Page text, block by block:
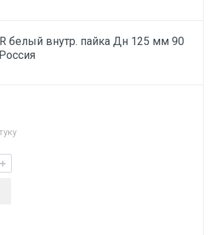
белый внутр. пайка Дн 125 мм 90